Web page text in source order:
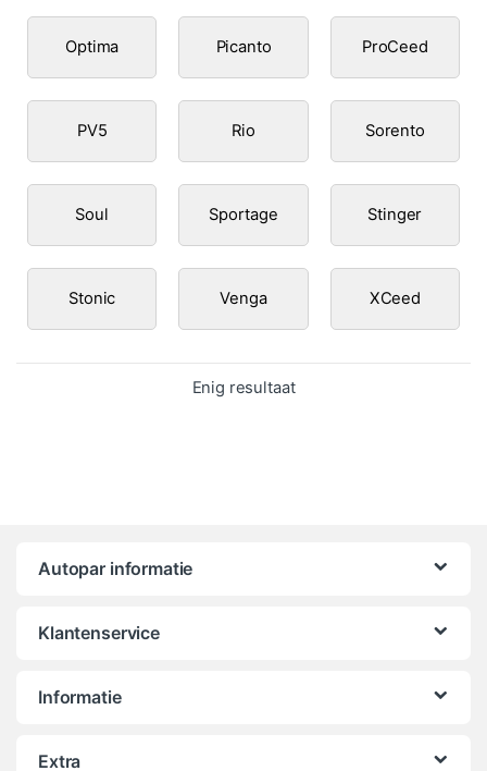
Optima Picanto ProCeed
PV5 Rio Sorento
Soul Sportage Stinger
Stonic Venga XCeed
Enig resultaat
Autopar informatie
Klantenservice
Informatie
Extra